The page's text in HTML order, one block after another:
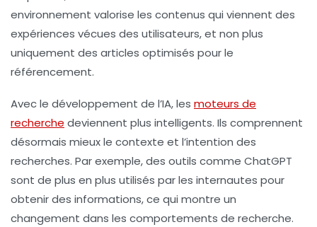
environnement valorise les contenus qui viennent des
expériences vécues des utilisateurs, et non plus
uniquement des articles optimisés pour le
référencement.
Avec le développement de l’IA, les moteurs de
recherche deviennent plus intelligents. Ils comprennent
désormais mieux le contexte et l’intention des
recherches. Par exemple, des outils comme ChatGPT
sont de plus en plus utilisés par les internautes pour
obtenir des informations, ce qui montre un
changement dans les comportements de recherche.